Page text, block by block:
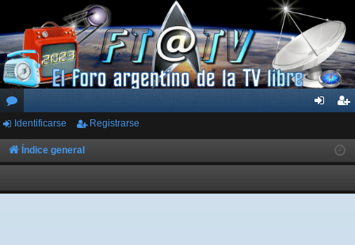
or
os
ar
ist
rs
Identificarse Registrarse
Índice general